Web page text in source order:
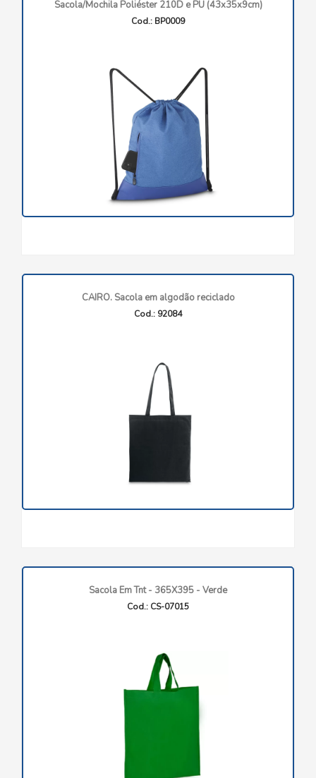
Sacola/Mochila Poliéster 210D e PU (43x35x9cm)
Cod.: BP0009
CAIRO. Sacola em algodão reciclado
Cod.: 92084
Sacola Em Tnt - 365X395 - Verde
Cod.: CS-07015